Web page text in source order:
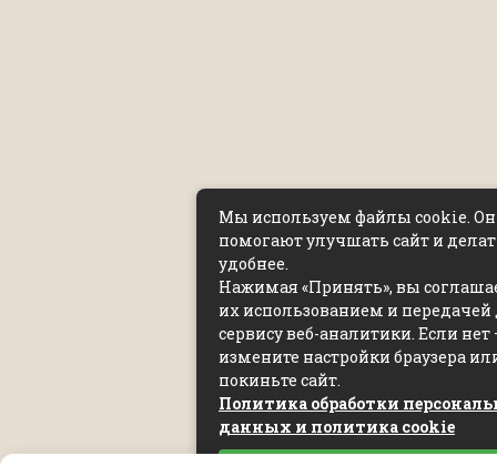
Мы используем файлы cookie.
помогают улучшать сайт и
удобнее.
Нажимая «Принять», вы
их использованием и
сервису веб-аналитики. Если нет
измените настройки браузера
покиньте сайт.
Политика обработки
данных и политика cookie